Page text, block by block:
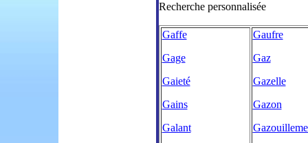
Recherche personnalisée
Gaffe
Gage
Gaieté
Gains
Galant
Gaufre
Gaz
Gazelle
Gazon